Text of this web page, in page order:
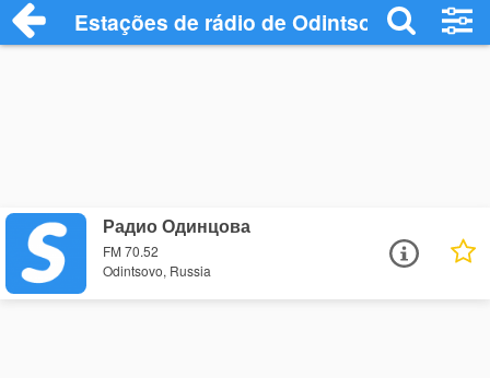
Estações de rádio de Odintsovo - Ouça
Радио Одинцова
FM 70.52
Odintsovo, Russia